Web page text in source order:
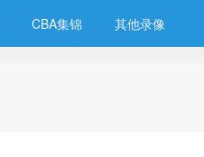
CBA集锦 其他录像